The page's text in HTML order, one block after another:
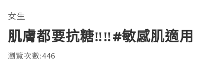
女生
肌膚都要抗糖‼️‼️#敏感肌適用
瀏覽次數:446